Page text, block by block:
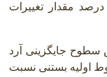
درصد صمغ پانیسول تا حدود 5/0 درصد مقدار تغییرات
سطوح جایگزینی آرد
اولیه بستنی نسبت